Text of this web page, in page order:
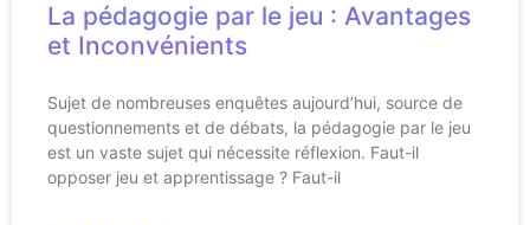
La pédagogie par le jeu : Avantages
et Inconvénients
Sujet de nombreuses enquêtes aujourd’hui, source de
questionnements et de débats, la pédagogie par le jeu
est un vaste sujet qui nécessite réflexion. Faut-il
opposer jeu et apprentissage ? Faut-il